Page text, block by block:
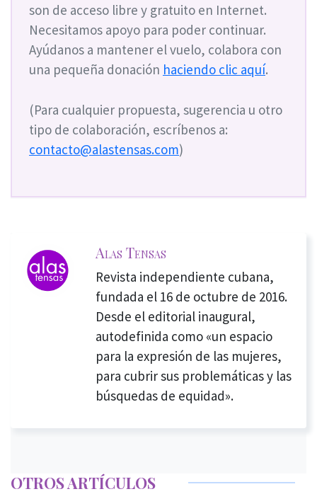
son de acceso libre y gratuito en Internet.
Necesitamos apoyo para poder continuar.
Ayúdanos a mantener el vuelo, colabora con
una pequeña donación haciendo clic aquí.
(Para cualquier propuesta, sugerencia u otro
tipo de colaboración, escríbenos a:
contacto@alastensas.com)
Alas Tensas
Revista independiente cubana,
fundada el 16 de octubre de 2016.
Desde el editorial inaugural,
autodefinida como «un espacio
para la expresión de las mujeres,
para cubrir sus problemáticas y las
búsquedas de equidad».
OTROS ARTÍCULOS